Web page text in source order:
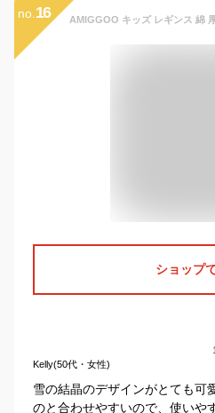
no. 16
ショップ
Kelly(50代・女性)
雪の結晶のデザインがとても可
のと合わせやすいので、使いや